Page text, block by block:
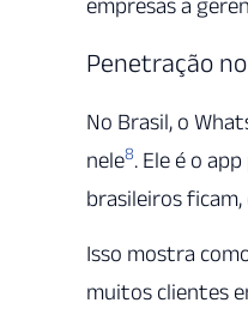
Penetração
No Brasil, o
nele8. Ele é o
brasileiros ficam,
Isso mostra
muitos clientes